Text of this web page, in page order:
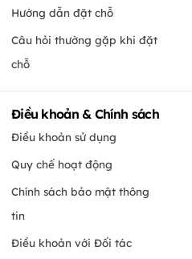
Hướng dẫn đặt chỗ
Câu hỏi thường gặp khi đặt
chỗ
Điều khoản & Chính sách
Điều khoản sử dụng
Quy chế hoạt động
Chính sách bảo mật thông
tin
Điều khoản với Đối tác